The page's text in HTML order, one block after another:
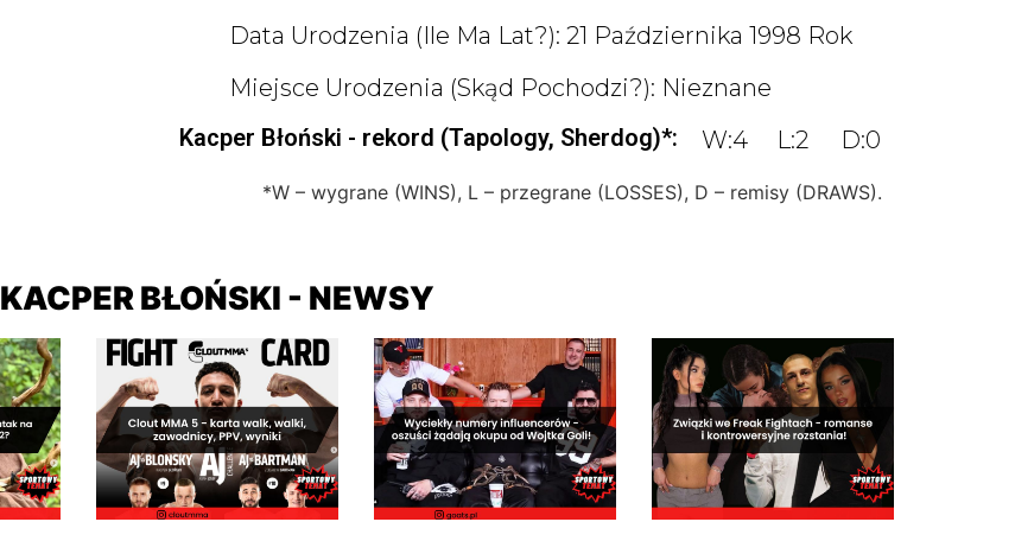
Data Urodzenia (ile Ma Lat?): 21 Października 1998 Rok
Miejsce Urodzenia (skąd Pochodzi?): Nieznane
Kacper Błoński - rekord (Tapology, Sherdog)*:
W:4 L:2 D:0
*W – wygrane (WINS), L – przegrane (LOSSES), D – remisy (DRAWS).
KACPER BŁOŃSKI - NEWSY